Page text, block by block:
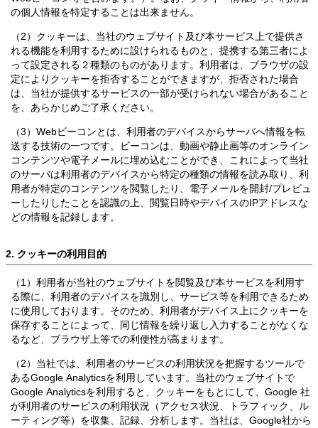
の個人情報を特定することは出来ません。
（2）クッキーは、当社のウェブサイト及び本サービス上で提供さ
れる機能を利用するために設けられるものと、提携する第三者によ
って設定される２種類のものがあります。利用者は、ブラウザの設
定によりクッキーを拒否することができますが、拒否された場合
は、当社が提供するサービスの一部が受けられない場合があること
を、あらかじめご了承ください。
（3）Webビーコンとは、利用者のデバイスからサーバへ情報を転
送する技術の一つです。ビーコンは、動画や静止画等のオンライン
コンテンツや電子メールに埋め込むことができ、これによって当社
のサーバは利用者のデバイスから特定の種類の情報を読み取り、利
用者が特定のコンテンツを閲覧したり、電子メールを開封/プレビュ
ーしたりしたことを認識の上、閲覧日時やデバイスのIPアドレスな
どの情報を記録します。
2. クッキーの利用目的
（1）利用者が当社のウェブサイトを閲覧及び本サービスを利用す
る際に、利用者のデバイスを識別し、サービス等を利用できるため
に使用しております。そのため、利用者がデバイス上にクッキーを
保存することによって、同じ情報を繰り返し入力することがなくな
るなど、ブラウザ上等での利便性が高まります。
（2）当社では、利用者のサービスの利用状況を把握するツールで
あるGoogle Analyticsを利用しています。当社のウェブサイトで
Google Analyticsを利用すると、クッキーをもとにして、Google 社
が利用者のサービスの利用状況（アクセス状況、トラフィック、ル
ーティング等）を収集、記録、分析します。当社は、Google社から